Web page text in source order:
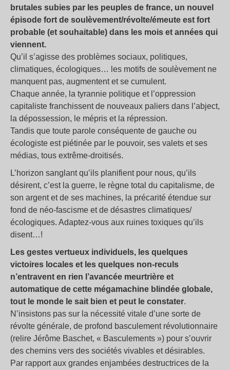
brutales subies par les peuples de france, un nouvel
épisode fort de soulèvement/révolte/émeute est fort
probable (et souhaitable) dans les mois et années qui
viennent.
Qu’il s’agisse des problèmes sociaux, politiques,
climatiques, écologiques… les motifs de soulèvement ne
manquent pas, augmentent et se cumulent.
Chaque année, la tyrannie politique et l’oppression
capitaliste franchissent de nouveaux paliers dans l’abject,
la dépossession, le mépris et la répression.
Tandis que toute parole conséquente de gauche ou
écologiste est piétinée par le pouvoir, ses valets et ses
médias, tous extrême-droitisés.
L’horizon sanglant qu’ils planifient pour nous, qu’ils
désirent, c’est la guerre, le règne total du capitalisme, de
son argent et de ses machines, la précarité étendue sur
fond de néo-fascisme et de désastres climatiques/
écologiques. Adaptez-vous aux ruines toxiques qu’ils
disent…!
Les gestes vertueux individuels, les quelques
victoires locales et les quelques non-reculs
n’entravent en rien l’avancée meurtrière et
automatique de cette mégamachine blindée globale,
tout le monde le sait bien et peut le constater.
N’insistons pas sur la nécessité vitale d’une sorte de
révolte générale, de profond basculement révolutionnaire
(relire Jérôme Baschet, « Basculements ») pour s’ouvrir
des chemins vers des sociétés vivables et désirables.
Par rapport aux grandes enjambées destructrices de la